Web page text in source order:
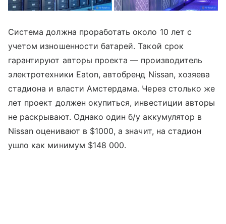
Система должна проработать около 10 лет с
учетом изношенности батарей. Такой срок
гарантируют авторы проекта — производитель
электротехники Eaton, автобренд Nissan, хозяева
стадиона и власти Амстердама. Через столько же
лет проект должен окупиться, инвестиции авторы
не раскрывают. Однако один б/у аккумулятор в
Nissan оценивают в $1000, а значит, на стадион
ушло как минимум $148 000.